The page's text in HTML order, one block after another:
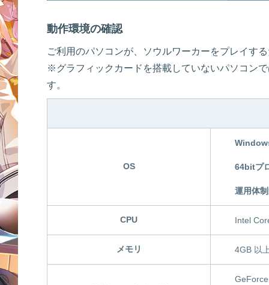
動作環境の確認
ご利用のパソコンが、ソウルワーカーをプレイす
※グラフィックカードを搭載していないパソコン
す。
OS 64bitプ
運用体
CPU Intel
メモリ 4GB 以